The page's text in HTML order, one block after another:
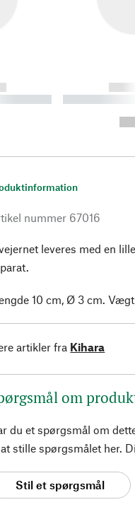
----------
-----------
nummer 67016
leveres med en
10 cm, Ø 3 cm. Vægt
artikler fra Kihara
om
du et spørgsmål om
stille spørgsmålet her.
Stil et spørgsmål